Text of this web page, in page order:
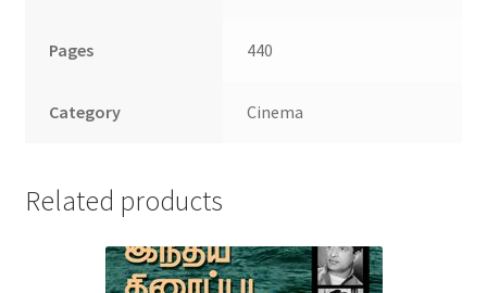
Pages 440
Category Cinema
Related products